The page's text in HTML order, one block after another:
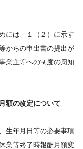
には、１（２）に示す
からの申出書の提出が
業主等への制度の周知
額の改定について
生年月日等の必要事項
業等終了時報酬月額変